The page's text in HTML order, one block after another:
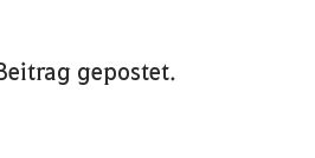
gepostet.